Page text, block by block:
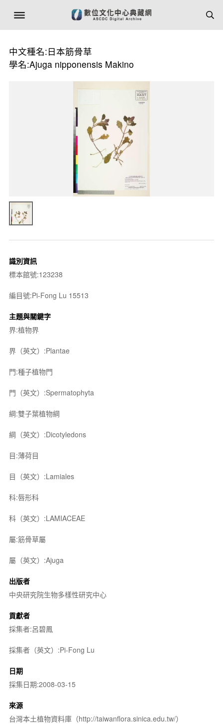
中文種名:日本筋骨草
學名:Ajuga nipponensis Makino
識別資訊
標本館號:123238
編目號:Pi-Fong Lu 15513
主題與關鍵字
界:植物界
界（英文）:Plantae
門:種子植物門
門（英文）:Spermatophyta
綱:雙子葉植物綱
綱（英文）:Dicotyledons
目:薄荷目
目（英文）:Lamiales
科:唇形科
科（英文）:LAMIACEAE
屬:筋骨草屬
屬（英文）:Ajuga
出版者
中央研究院生物多樣性研究中心
貢獻者
採集者:呂碧鳳
採集者（英文）:Pi-Fong Lu
日期
採集日期:2008-03-15
來源
台灣本土植物資料庫（http://taiwanflora.sinica.edu.tw/）